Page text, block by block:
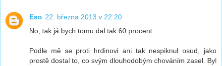
Eso 22. března 2013 v 22:20
No, tak já bych tomu dal tak 60 procent.
Podle mě se proti hrdinovi ani tak nespiknul osud, jako
prostě dostal to, co svým dlouhodobým chováním zasel. Byl